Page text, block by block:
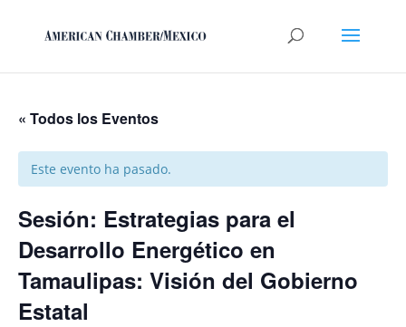
« Todos los Eventos
Este evento ha pasado.
Sesión: Estrategias para el
Desarrollo Energético en
Tamaulipas: Visión del Gobierno
Estatal